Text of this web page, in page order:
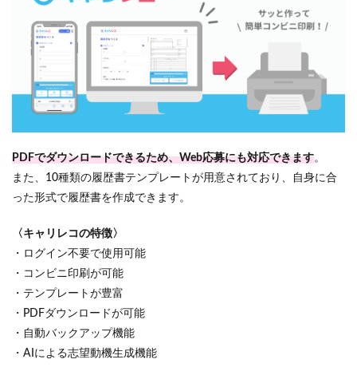
PDFでダウンロードできるため、Web応募にも対応できます。
また、10種類の履歴書テンプレートが用意されており、自身に合
った形式で履歴書を作成できます。
〈キャリレコの特徴〉
・ログイン不要で使用可能
・コンビニ印刷が可能
・テンプレートが豊富
・PDFダウンロードが可能
・自動バックアップ機能
・AIによる志望動機生成機能